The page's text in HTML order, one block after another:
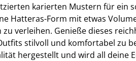
karierten Mustern für ein
Hatteras-Form mit etwas
verleihen. Genieße dieses
stilvoll und komfortabel zu
hergestellt und wird all deine